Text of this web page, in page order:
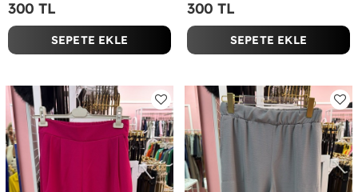
300 TL
SEPETE EKLE
300 TL
SEPETE EKLE